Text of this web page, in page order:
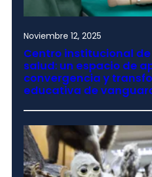
Noviembre 12, 2025
Centro institucional
salud: un espacio de
convergencia y
educativa de